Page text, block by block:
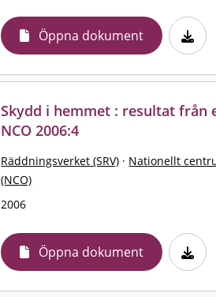
Öppna dokument
Skydd i hemmet : resultat från
NCO 2006:4
Räddningsverket (SRV) · Nationellt
(NCO)
2006
Öppna dokument